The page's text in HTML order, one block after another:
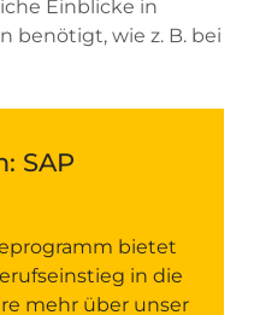
Einblicke in
benötigt, wie z. B. bei
SAP
bietet
in die
mehr über unser